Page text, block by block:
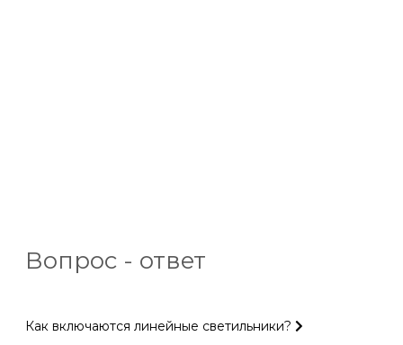
Вопрос - ответ
Как включаются линейные светильники?